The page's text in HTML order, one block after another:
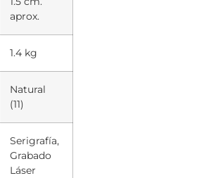
aprox.
1.4 kg
Natural
(11)
Serigrafía,
Grabado
Láser